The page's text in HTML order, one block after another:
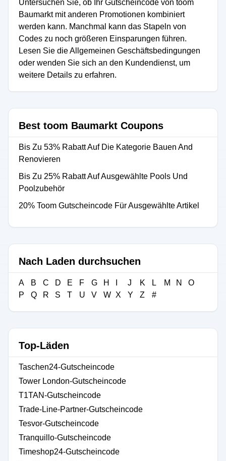
Untersuchen Sie, ob Ihr Gutscheincode von toom
Baumarkt mit anderen Promotionen kombiniert
werden kann. Manchmal kann das Stapeln von
Codes zu noch größeren Einsparungen führen.
Lesen Sie die Allgemeinen Geschäftsbedingungen
oder wenden Sie sich an den Kundendienst, um
weitere Details zu erfahren.
Best toom Baumarkt Coupons
Bis Zu 53% Rabatt Auf Die Kategorie Bauen And
Renovieren
Bis Zu 25% Rabatt Auf Ausgewählte Pools Und
Poolzubehör
20% Toom Gutscheincode Für Ausgewählte Artikel
Nach Laden durchsuchen
A B C D E F G H J K L M N
O
P
Q R S T U V W X Y Z #
Top-Läden
Taschen24-Gutscheincode
Tower London-Gutscheincode
T1TAN-Gutscheincode
Trade-Line-Partner-Gutscheincode
Tesvor-Gutscheincode
Tranquillo-Gutscheincode
Timeshop24-Gutscheincode